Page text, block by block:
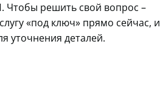
Чтобы решить свой вопрос –
«под ключ» прямо сейчас, и
уточнения деталей.